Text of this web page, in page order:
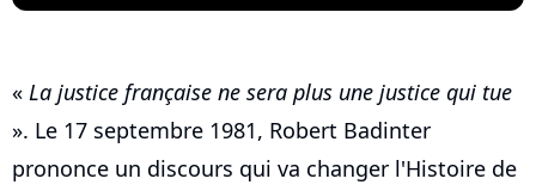
« La justice française ne sera plus une justice qui tue
». Le 17 septembre 1981, Robert Badinter
prononce un discours qui va changer l'Histoire de